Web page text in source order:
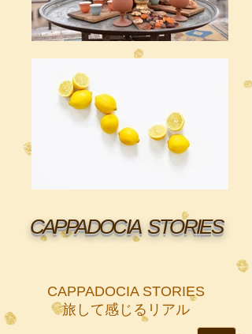
CAPPADOCIA STORIES
CAPPADOCIA STORIES
​旅して感じるリアル